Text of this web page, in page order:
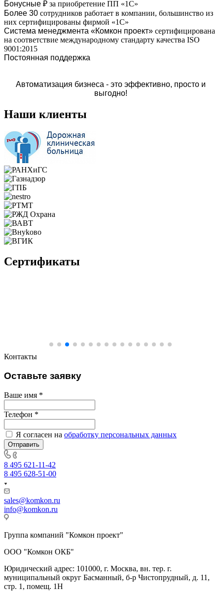
Бонусные ₽ за приобретение ПП «1С»
Более 30 сотрудников работает в компании, большинство из
них сертифицированы фирмой «1С»
Система менеджмента «Комкон проект» сертифицирована
на соответствие международному стандарту качества ISO
9001:2015
Постоянная поддержка
Автоматизация бизнеса - это эффективно, просто и
выгодно!
Наши клиенты
Сертификаты
Контакты
Оставьте заявку
Ваше имя *
Телефон *
Я согласен на обработку персональных данных
8 495 621-11-42
8 495 628-51-00
sales@komkon.ru
info@komkon.ru
Группа компаний "Комкон проект"
ООО "Комкон ОКБ"
Юридический адрес: 101000, г. Москва, вн. тер. г.
муниципальный округ Басманный, б-р Чистопрудный, д. 11,
стр. 1, помещ. 1Н